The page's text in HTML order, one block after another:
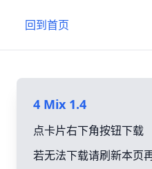
回到首页
4 Mix 1.4
点卡片右下角按钮下载
若无法下载请刷新本页